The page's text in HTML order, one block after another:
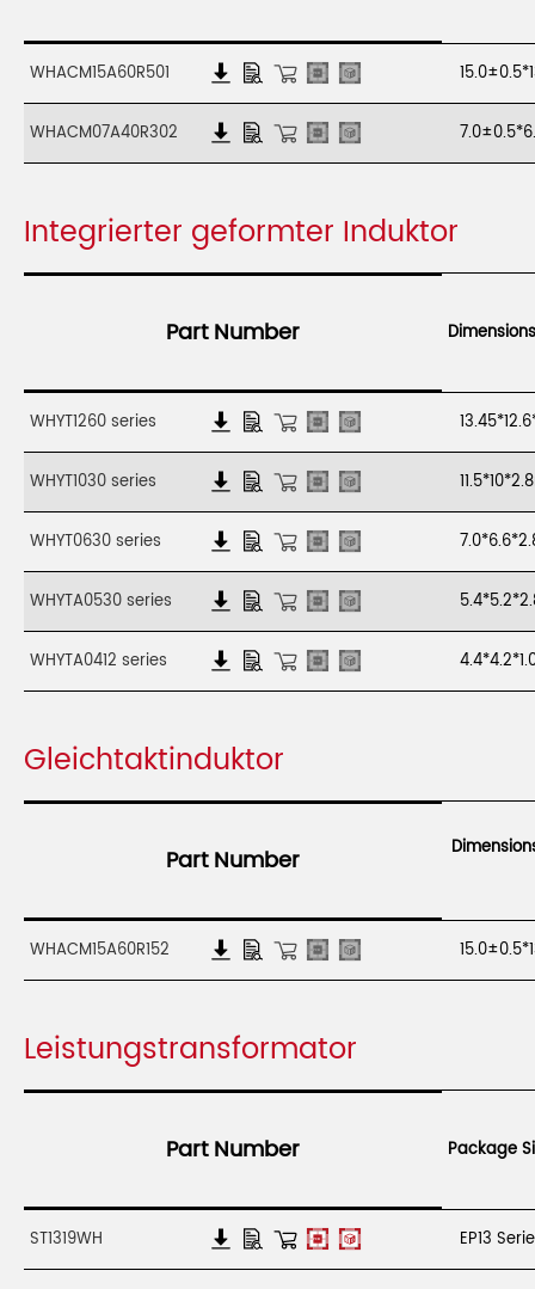
WHACM15A60R501
WHACM07A40R302
Integrierter geformter Induktor
Part Number
WHYT1260 series
WHYT1030 series
WHYT0630 series
WHYTA0530 series
WHYTA0412 series
Gleichtaktinduktor
Part Number
WHACM15A60R152
Leistungstransformator
Part Number
ST1319WH
Package
EP13